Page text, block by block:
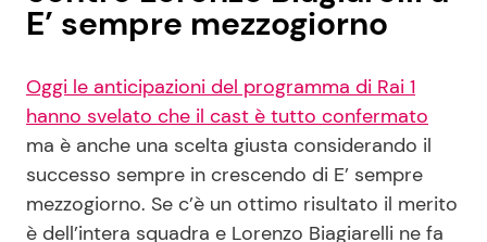
E’ sempre mezzogiorno
Oggi le anticipazioni del programma di Rai 1
hanno svelato che il cast è tutto confermato
ma è anche una scelta giusta considerando il
successo sempre in crescendo di E’ sempre
mezzogiorno. Se c’è un ottimo risultato il merito
è dell’intera squadra e Lorenzo Biagiarelli ne fa